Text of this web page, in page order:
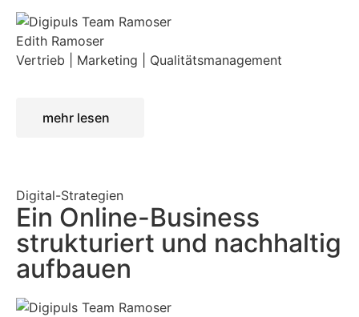
Edith Ramoser
Vertrieb | Marketing | Qualitätsmanagement
mehr lesen
Digital-Strategien
Ein Online-Business
strukturiert und nachhaltig
aufbauen